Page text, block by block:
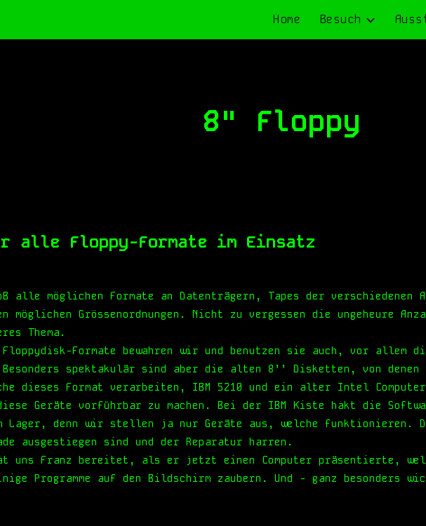
Skip to
Home Besuch
8" Floppy
alle Floppy-Formate im Einsatz
alle möglichen Formate an Datenträgern, Tapes der verschiedenen
Grössenordnungen. Nicht zu vergessen die ungeheure
Thema.
Floppydisk-Formate bewahren wir und benutzen sie auch, vor allem
spektakulär sind aber die alten 8’’ Disketten, von
dieses Format verarbeiten, IBM 5210 und ein alter Intel
diese Geräte vorführbar zu machen. Bei der IBM Kiste hakt die
denn wir stellen ja nur Geräte aus, welche funktionieren.
ausgestiegen sind und der Reparatur harren.
hat uns Franz bereitet, als er jetzt einen Computer präsentierte,
Programme auf den Bildschirm zaubern. Und - ganz besonders